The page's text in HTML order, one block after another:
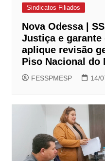
Sindicatos Filiados
Nova Odessa |
Justiça e garante
aplique revisão
Piso Nacional do
FESSPMESP 14/